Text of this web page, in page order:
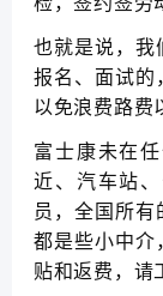
也就是说，我
报名、面试的
以免浪费路费
富士康未在
近、汽车站
员，全国所
都是些小中介
贴和返费，请